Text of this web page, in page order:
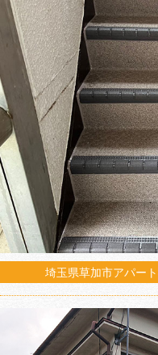
埼玉県草加市アパー